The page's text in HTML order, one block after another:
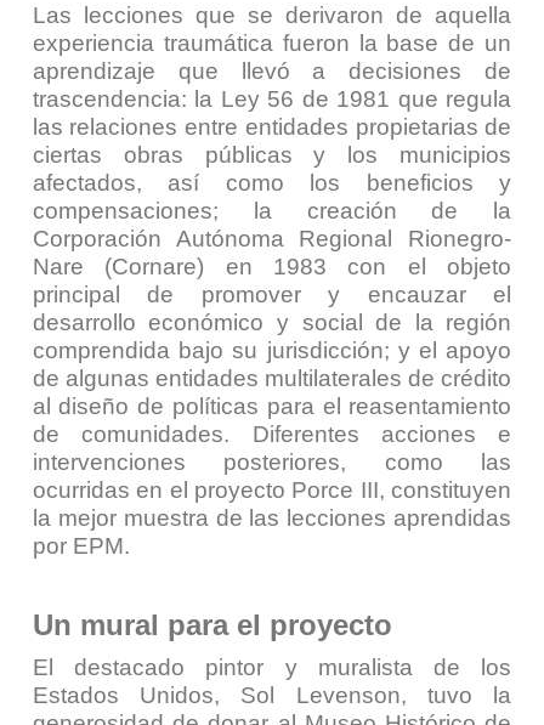
Las lecciones que se derivaron de aquella
experiencia traumática fueron la base de un
aprendizaje que llevó a decisiones de
trascendencia: la Ley 56 de 1981 que regula
las relaciones entre entidades propietarias de
ciertas obras públicas y los municipios
afectados, así como los beneficios y
compensaciones; la creación de la
Corporación Autónoma Regional Rionegro-
Nare (Cornare) en 1983 con el objeto
principal de promover y encauzar el
desarrollo económico y social de la región
comprendida bajo su jurisdicción; y el apoyo
de algunas entidades multilaterales de crédito
al diseño de políticas para el reasentamiento
de comunidades. Diferentes acciones e
intervenciones posteriores, como las
ocurridas en el proyecto Porce III, constituyen
la mejor muestra de las lecciones aprendidas
por EPM.
Un mural para el proyecto
El destacado pintor y muralista de los
Estados Unidos, Sol Levenson, tuvo la